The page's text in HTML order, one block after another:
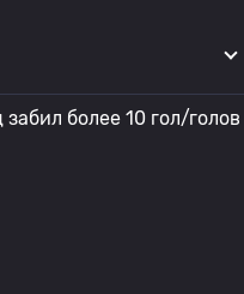
более 10 гол/голов